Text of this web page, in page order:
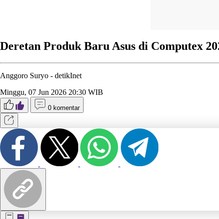
Deretan Produk Baru Asus di Computex
Anggoro Suryo - detikInet
Minggu, 07 Jun 2026 20:30 WIB
0 komentar